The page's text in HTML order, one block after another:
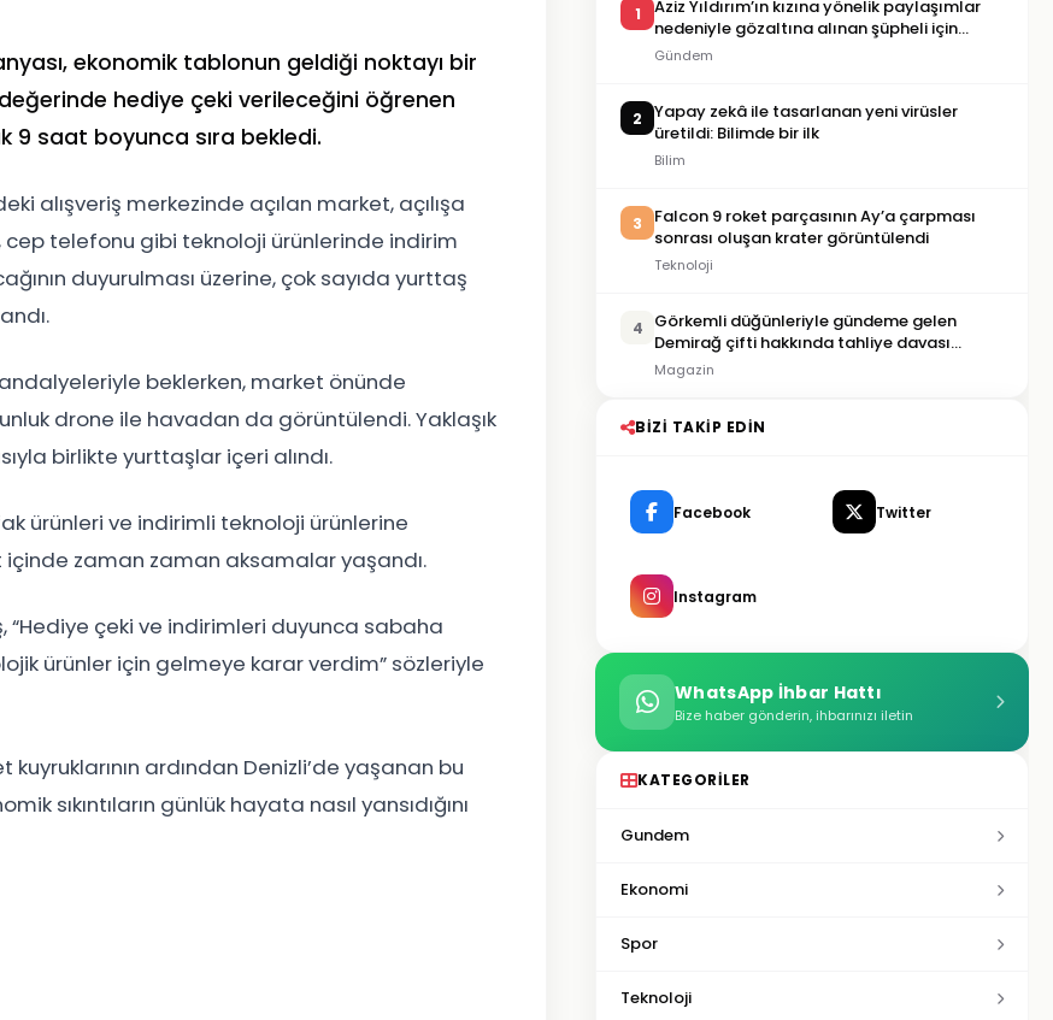
ekonomik tablonun geldiği noktayı bir
hediye çeki verileceğini öğrenen
9 saat boyunca sıra bekledi.
alışveriş merkezinde açılan market, açılışa
telefonu gibi teknoloji ürünlerinde indirim
duyurulması üzerine, çok sayıda yurttaş
beklerken, market önünde
drone ile havadan da görüntülendi. Yaklaşık
birlikte yurttaşlar içeri alındı.
ürünleri ve indirimli teknoloji ürünlerine
zaman zaman aksamalar yaşandı.
çeki ve indirimleri duyunca sabaha
ürünler için gelmeye karar verdim” sözleriyle
kuyruklarının ardından Denizli’de yaşanan bu
sıkıntıların günlük hayata nasıl yansıdığını
1
Aziz Yıldırım’ın kızına yönelik paylaşımlar
nedeniyle gözaltına alınan şüpheli için
tutuklama talebi
Gündem
2
Yapay zekâ ile tasarlanan yeni virüsler
üretildi: Bilimde bir ilk
Bilim
3
Falcon 9 roket parçasının Ay’a çarpması
sonrası oluşan krater görüntülendi
Teknoloji
4
Görkemli düğünleriyle gündeme gelen
Demirağ çifti hakkında tahliye davası
iddiası
Magazin
BIZI TAKIP EDIN
Facebook Twitter
Instagram
WhatsApp İhbar Hattı
Bize haber gönderin, ihbarınızı iletin
KATEGORILER
Gundem
Ekonomi
Spor
Teknoloji